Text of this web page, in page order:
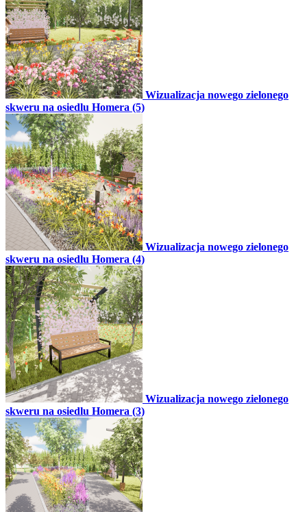
Wizualizacja nowego zielonego
skweru na osiedlu Homera (5)
Wizualizacja nowego zielonego
skweru na osiedlu Homera (4)
Wizualizacja nowego zielonego
skweru na osiedlu Homera (3)